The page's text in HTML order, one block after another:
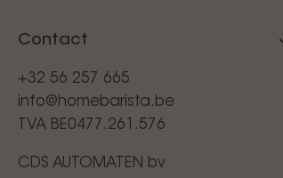
Contact
+32 56 257 665
info@homebarista.be
TVA BE0477.261.576
CDS AUTOMATEN bv